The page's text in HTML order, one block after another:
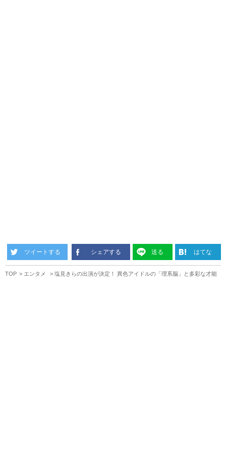
ツイートする シェアする 送る はてな
TOP エンタメ 塩見きらの出演が決定！ 異色アイドルの「理系脳」と多彩な才能